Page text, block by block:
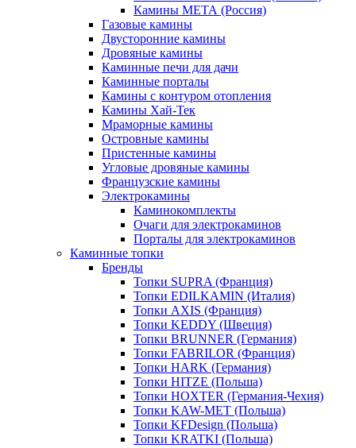
Камины МЕТА (Россия)
Газовые камины
Двусторонние камины
Дровяные камины
Каминные печи для дачи
Каминные порталы
Камины с контуром отопления
Камины Хай-Тек
Мраморные камины
Островные камины
Пристенные камины
Угловые дровяные камины
Французские камины
Электрокамины
Каминокомплекты
Очаги для электрокаминов
Порталы для электрокаминов
Каминные топки
Бренды
Топки SUPRA (Франция)
Топки EDILKAMIN (Италия)
Топки AXIS (Франция)
Топки KEDDY (Швеция)
Топки BRUNNER (Германия)
Топки FABRILOR (Франция)
Топки HARK (Германия)
Топки HITZE (Польша)
Топки HOXTER (Германия-Чехия)
Топки KAW-MET (Польша)
Топки KFDesign (Польша)
Топки KRATKI (Польша)